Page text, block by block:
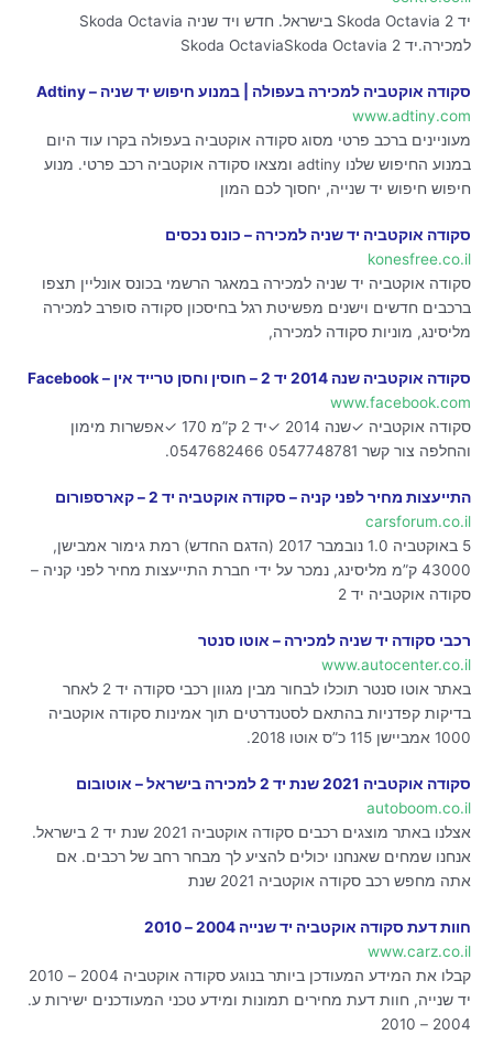
יד 2 Skoda Octavia בישראל. חדש ויד שניה Skoda Octavia
למכירה.יד 2 Skoda OctaviaSkoda Octavia
סקודה אוקטביה למכירה בעפולה | במנוע חיפוש יד שניה – Adtiny
www.adtiny.com
מעוניינים ברכב פרטי מסוג סקודה אוקטביה בעפולה בקרו עוד היום
במנוע החיפוש שלנו adtiny ומצאו סקודה אוקטביה רכב פרטי. מנוע
חיפוש חיפוש יד שנייה, יחסוך לכם המון
סקודה אוקטביה יד שניה למכירה – כונס נכסים
konesfree.co.il
סקודה אוקטביה יד שניה למכירה במאגר הרשמי בכונס אונליין תצפו
ברכבים חדשים וישנים מפשיטת רגל בחיסכון סקודה סופרב למכירה
מליסינג, מוניות סקודה למכירה,
סקודה אוקטביה שנה 2014 יד 2 – חוסין וחסן טרייד אין – Facebook
www.facebook.com
סקודה אוקטביה ✓שנה 2014 ✓יד 2 ק”מ 170 ✓אפשרות מימון
והחלפה צור קשר 0547748781 0547682466.
התייעצות מחיר לפני קניה – סקודה אוקטביה יד 2 – קארספורום
carsforum.co.il
5 באוקטביה 1.0 נובמבר 2017 (הדגם החדש) רמת גימור אמבישן,
43000 ק”מ מליסינג, נמכר על ידי חברת התייעצות מחיר לפני קניה –
סקודה אוקטביה יד 2
רכבי סקודה יד שניה למכירה – אוטו סנטר
www.autocenter.co.il
באתר אוטו סנטר תוכלו לבחור מבין מגוון רכבי סקודה יד 2 לאחר
בדיקות קפדניות בהתאם לסטנדרטים תוך אמינות סקודה אוקטביה
1000 אמביישן 115 כ”ס אוטו 2018.
סקודה‏ אוקטביה‏ 2021 שנת יד 2 למכירה בישראל – אוטובום
autoboom.co.il
אצלנו באתר מוצגים רכבים סקודה‏ אוקטביה‏ 2021 שנת יד 2 בישראל.
אנחנו שמחים שאנחנו יכולים להציע לך מבחר רחב של רכבים. אם
אתה מחפש רכב סקודה‏ אוקטביה‏ 2021 שנת
חוות דעת סקודה אוקטביה יד שנייה 2004 – 2010
www.carz.co.il
קבלו את המידע המעודכן ביותר בנוגע סקודה אוקטביה 2004 – 2010
יד שנייה, חוות דעת מחירים תמונות ומידע טכני המעודכנים ישירות ע.
2004 – 2010